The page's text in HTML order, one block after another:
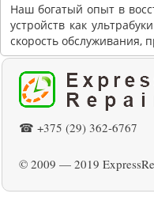
Наш богатый опыт в
устройств как
скорость обслуживания,
☎ +375 (29) 362-6767
© 2009 — 2019